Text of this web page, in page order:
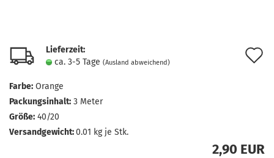
Lieferzeit:
ca. 3-5 Tage (Ausland abweichend)
Farbe: Orange
Packungsinhalt: 3 Meter
Größe: 40/20
Versandgewicht:0.01 kg je Stk.
2,90 EUR